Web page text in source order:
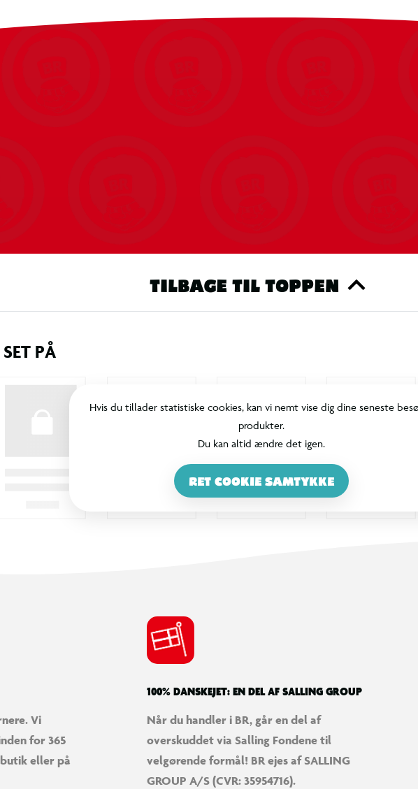
TILBAGE TIL TOPPEN
PÅ
Hvis du tillader statistiske cookies, kan vi nemt vise dig dine seneste
produkter.
Du kan altid ændre det igen.
RET COOKIE SAMTYKKE
Vi
for 365
eller på
100% DANSKEJET: EN DEL AF SALLING GROUP
Når du handler i BR, går en del af
overskuddet via Salling Fondene til
velgørende formål! BR ejes af SALLING
GROUP A/S (CVR: 35954716).